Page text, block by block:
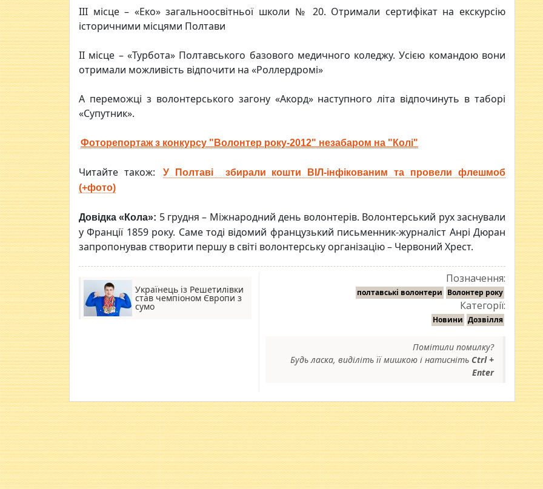
ІІІ місце – «Еко» загальноосвітньої школи № 20. Отримали сертифікат на екскурсію
історичними місцями Полтави
ІІ місце – «Турбота» Полтавського базового медичного коледжу. Усією командою вони
отримали можливість відпочити на «Роллердромі»
А переможці з волонтерського загону «Акорд» наступного літа відпочинуть в таборі
«Супутник».
Фоторепортаж з конкурсу "Волонтер року-2012" незабаром на "Колі"
Читайте також:
У Полтаві збирали кошти ВІЛ-інфікованим та провели флешмоб
(+фото)
Довідка «Кола»: 5 грудня – Міжнародний день волонтерів. Волонтерський рух заснували
у Франції 1859 року. Саме тоді відомий французький письменник-журналіст Анрі Дюран
запропонував створити першу в світі волонтерську організацію – Червоний Хрест.
Українець із Решетилівки
став чемпіоном Європи з
сумо
Позначення:
полтавські волонтери Волонтер року
Категорії:
Новини Дозвілля
Помітили помилку?
Будь ласка, виділіть її мишкою і натисніть Ctrl +
Enter